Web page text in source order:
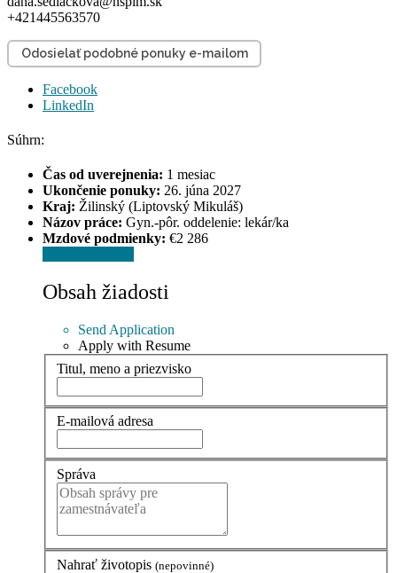
+421445563570
Odosielať podobné ponuky e-mailom
Facebook
LinkedIn
Súhrn:
Čas od uverejnenia: 1 mesiac
Ukončenie ponuky: 26. júna 2027
Kraj: Žilinský (Liptovský Mikuláš)
Názov práce: Gyn.-pôr. oddelenie: lekár/ka
Mzdové podmienky: €2 286
Obsah žiadosti
Send Application
Apply with Resume
Titul, meno a priezvisko
E-mailová adresa
Správa
Nahrať životopis (nepovinné)